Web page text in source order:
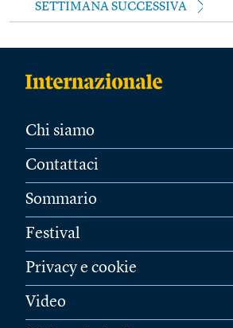
SETTIMANA SUCCESSIVA
Chi siamo
Contattaci
Sommario
Festival
Privacy e cookie
Video